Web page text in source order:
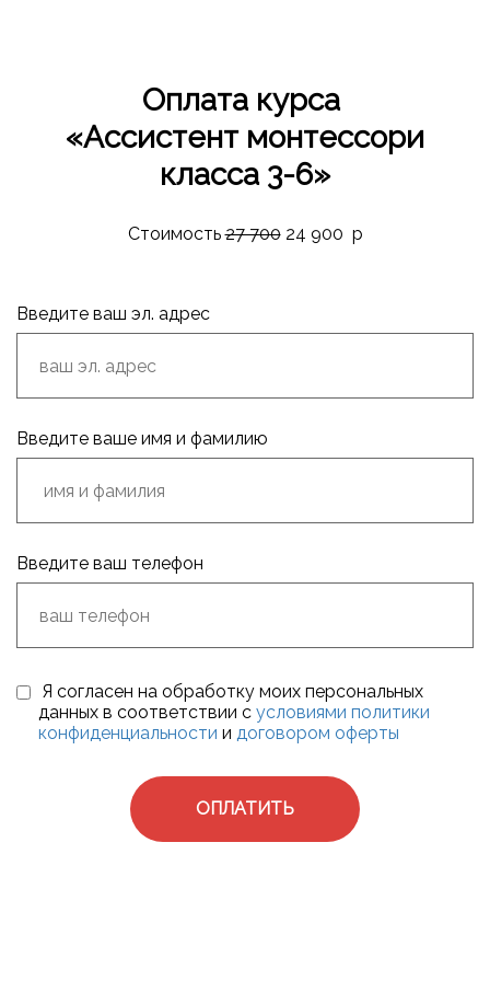
Оплата курса
«Ассистент монтессори
класса 3-6»
Стоимость27 70024 900 р
Введите ваш эл. адрес
Введите ваше имя и фамилию
Введите ваш телефон
Я согласен на обработку моих персональных
данных в соответствии с условиями политики
конфиденциальности и договором оферты
ОПЛАТИТЬ